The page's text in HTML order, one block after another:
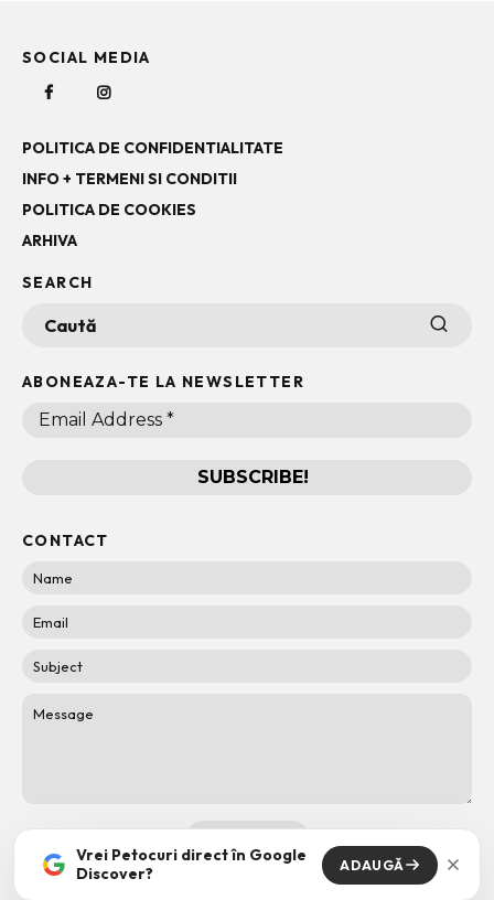
SOCIAL MEDIA
POLITICA DE CONFIDENTIALITATE
INFO + TERMENI SI CONDITII
POLITICA DE COOKIES
ARHIVA
SEARCH
ABONEAZA-TE LA NEWSLETTER
CONTACT
Vrei Petocuri direct în Google
Discover?
ADAUGĂ